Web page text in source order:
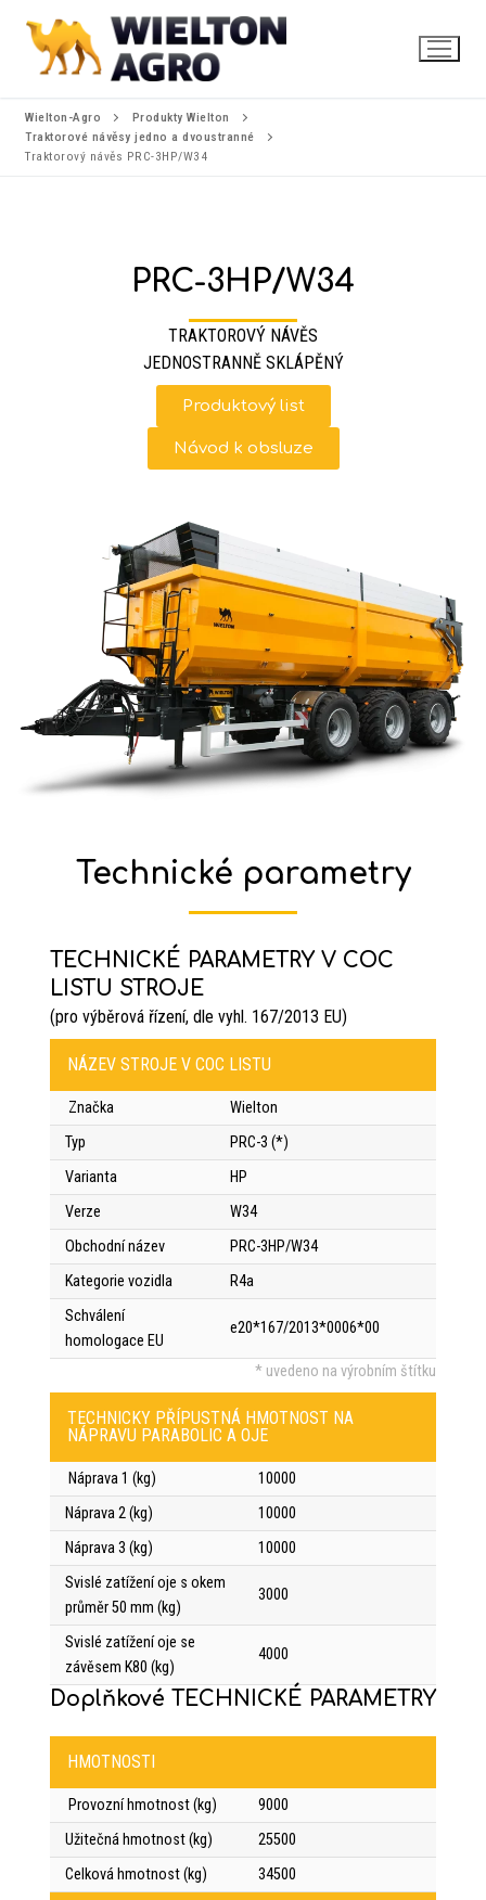
Wielton-Agro
Produkty Wielton
Traktorové návěsy jedno a dvoustranné
Traktorový návěs PRC-3HP/W34
PRC-3HP/W34
TRAKTOROVÝ NÁVĚS
JEDNOSTRANNĚ SKLÁPĚNÝ
Produktový list
Návod k obsluze
Technické parametry
TECHNICKÉ PARAMETRY V COC
LISTU STROJE
(pro výběrová řízení, dle vyhl. 167/2013 EU)
NÁZEV STROJE V COC LISTU
Značka
Wielton
Typ
PRC-3 (*)
Varianta
HP
Verze
W34
Obchodní název
PRC-3HP/W34
Kategorie vozidla
R4a
Schválení
homologace EU
e20*167/2013*0006*00
* uvedeno na výrobním štítku
TECHNICKY PŘÍPUSTNÁ HMOTNOST NA
NÁPRAVU PARABOLIC A OJE
Náprava 1 (kg)
10000
Náprava 2 (kg)
10000
Náprava 3 (kg)
10000
Svislé zatížení oje s okem
průměr 50 mm (kg)
3000
Svislé zatížení oje se
závěsem K80 (kg)
4000
Doplňkové TECHNICKÉ PARAMETRY
HMOTNOSTI
Provozní hmotnost (kg)
9000
Užitečná hmotnost (kg)
25500
Celková hmotnost (kg)
34500